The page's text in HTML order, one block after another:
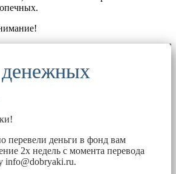
денежных
перевели деньги в фонд вам
2х недель с момента перевода
info@dobryaki.ru.